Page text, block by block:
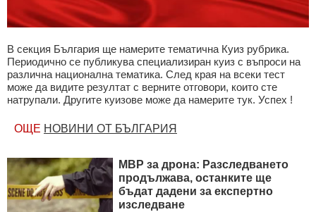
В секция България ще намерите тематична Куиз рубрика.
Периодично се публикува специализиран куиз с въпроси на
различна национална тематика. След края на всеки тест
може да видите резултат с верните отговори, които сте
натрупали. Другите куизове може да намерите тук. Успех !
ОЩЕ НОВИНИ ОТ БЪЛГАРИЯ
МВР за дрона: Разследването
продължава, останките ще
бъдат дадени за експертно
изследване